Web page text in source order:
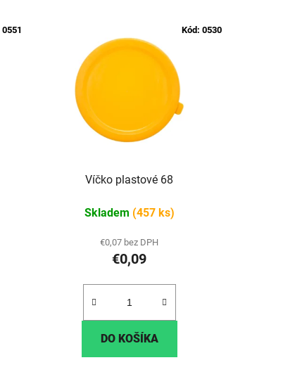
0551
Víčko plastové 68
Skladem (457 ks)
€0,07 bez DPH
€0,09
DO KOŠÍKA
Kód: 0530